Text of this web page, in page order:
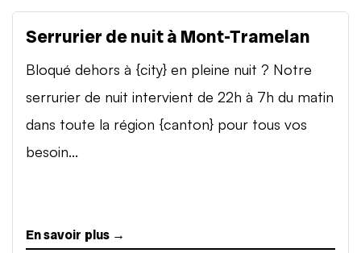
Serrurier de nuit à Mont-Tramelan
Bloqué dehors à {city} en pleine nuit ? Notre
serrurier de nuit intervient de 22h à 7h du matin
dans toute la région {canton} pour tous vos
besoin...
En savoir plus →